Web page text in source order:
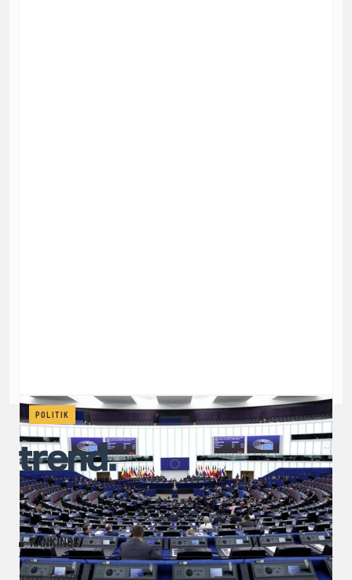
POLITIK
RANKINGS
trend. Top500